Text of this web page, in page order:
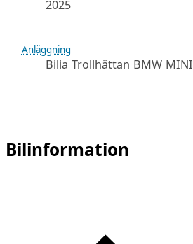
2025
Anläggning
Bilia Trollhättan BMW MINI
Bilinformation